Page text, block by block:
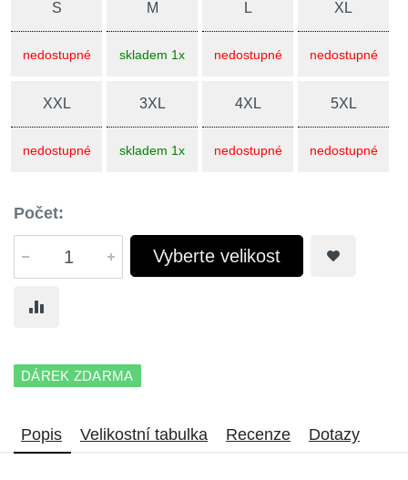
S
nedostupné
M
skladem 1x
L
nedostupné
XL
nedostupné
XXL
nedostupné
3XL
skladem 1x
4XL
nedostupné
5XL
nedostupné
Počet:
Vyberte velikost
DÁREK ZDARMA
Popis Velikostní tabulka Recenze Dotazy